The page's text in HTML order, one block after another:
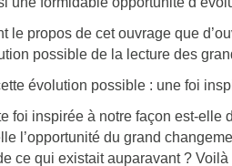
le propos de cet ouvrage que
possible de la lecture des
évolution possible : une foi
foi inspirée à notre façon est-
l’opportunité du grand
ce qui existait auparavant ?